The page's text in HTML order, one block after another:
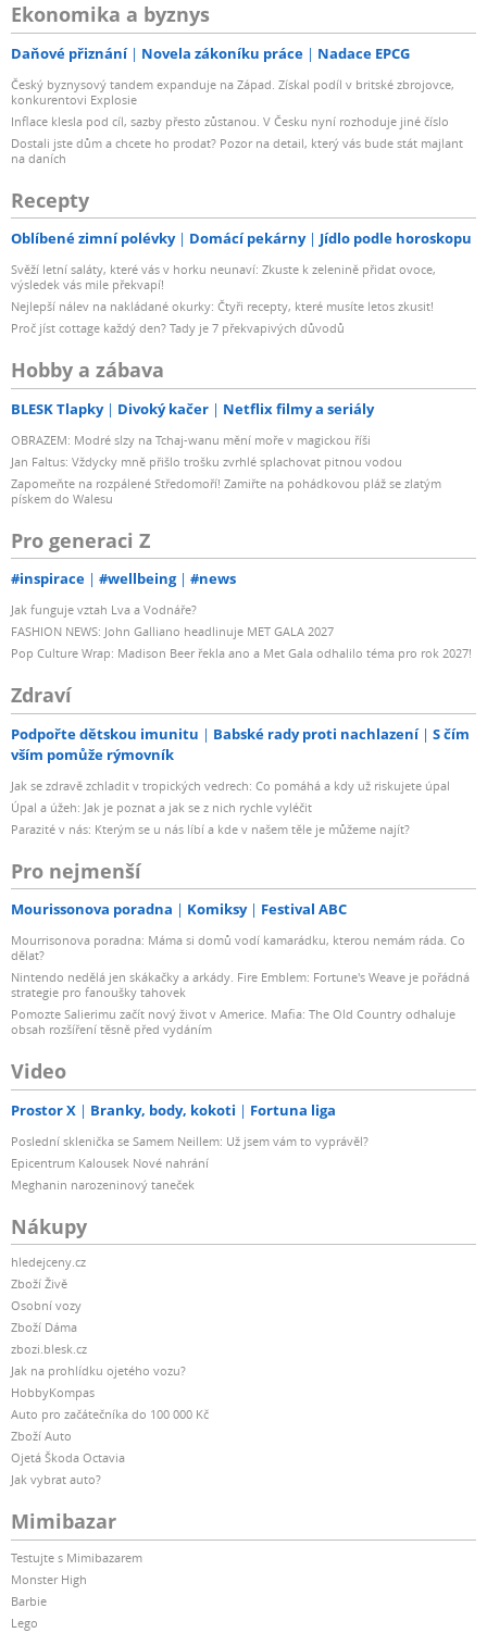
Ekonomika a byznys
Daňové přiznání Novela zákoníku práce Nadace EPCG
Český byznysový tandem expanduje na Západ. Získal podíl v britské zbrojovce,
konkurentovi Explosie
Inflace klesla pod cíl, sazby přesto zůstanou. V Česku nyní rozhoduje jiné číslo
Dostali jste dům a chcete ho prodat? Pozor na detail, který vás bude stát majlant
na daních
Recepty
Oblíbené zimní polévky Domácí pekárny Jídlo podle horoskopu
Svěží letní saláty, které vás v horku neunaví: Zkuste k zelenině přidat ovoce,
výsledek vás mile překvapí!
Nejlepší nálev na nakládané okurky: Čtyři recepty, které musíte letos zkusit!
Proč jíst cottage každý den? Tady je 7 překvapivých důvodů
Hobby a zábava
BLESK Tlapky Divoký kačer Netflix filmy a seriály
OBRAZEM: Modré slzy na Tchaj-wanu mění moře v magickou říši
Jan Faltus: Vždycky mně přišlo trošku zvrhlé splachovat pitnou vodou
Zapomeňte na rozpálené Středomoří! Zamiřte na pohádkovou pláž se zlatým
pískem do Walesu
Pro generaci Z
#inspirace #wellbeing #news
Jak funguje vztah Lva a Vodnáře?
FASHION NEWS: John Galliano headlinuje MET GALA 2027
Pop Culture Wrap: Madison Beer řekla ano a Met Gala odhalilo téma pro rok 2027!
Zdraví
Podpořte dětskou imunitu Babské rady proti nachlazení
S čím
vším pomůže rýmovník
Jak se zdravě zchladit v tropických vedrech: Co pomáhá a kdy už riskujete úpal
Úpal a úžeh: Jak je poznat a jak se z nich rychle vyléčit
Parazité v nás: Kterým se u nás líbí a kde v našem těle je můžeme najít?
Pro nejmenší
Mourissonova poradna Komiksy Festival ABC
Mourrisonova poradna: Máma si domů vodí kamarádku, kterou nemám ráda. Co
dělat?
Nintendo nedělá jen skákačky a arkády. Fire Emblem: Fortune's Weave je pořádná
strategie pro fanoušky tahovek
Pomozte Salierimu začít nový život v Americe. Mafia: The Old Country odhaluje
obsah rozšíření těsně před vydáním
Video
Prostor X Branky, body, kokoti Fortuna liga
Poslední sklenička se Samem Neillem: Už jsem vám to vyprávěl?
Epicentrum Kalousek Nové nahrání
Meghanin narozeninový taneček
Nákupy
hledejceny.cz
Zboží Živě
Osobní vozy
Zboží Dáma
zbozi.blesk.cz
Jak na prohlídku ojetého vozu?
HobbyKompas
Auto pro začátečníka do 100 000 Kč
Zboží Auto
Ojetá Škoda Octavia
Jak vybrat auto?
Mimibazar
Testujte s Mimibazarem
Monster High
Barbie
Lego